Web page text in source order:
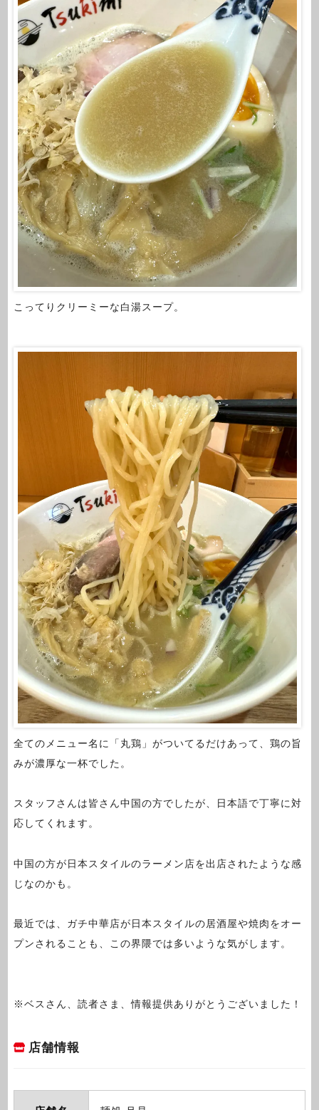
こってりクリーミーな白湯スープ。
全てのメニュー名に「丸鶏」がついてるだけあって、鶏の旨
みが濃厚な一杯でした。
スタッフさんは皆さん中国の方でしたが、日本語で丁寧に対
応してくれます。
中国の方が日本スタイルのラーメン店を出店されたような感
じなのかも。
最近では、ガチ中華店が日本スタイルの居酒屋や焼肉をオー
プンされることも、この界隈では多いような気がします。
※ベスさん、読者さま、情報提供ありがとうございました！
店舗情報